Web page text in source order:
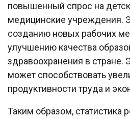
повышенный спрос на
медицинские учреждения.
созданию новых рабочих
улучшению качества
здравоохранения в стране.
может способствовать
продуктивности труда и
Таким образом, статистика